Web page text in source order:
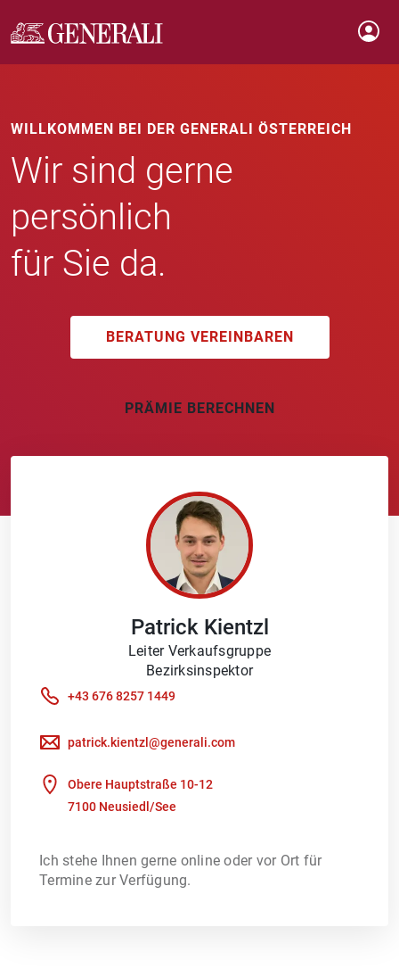
WILLKOMMEN BEI DER GENERALI ÖSTERREICH
Wir sind gerne
persönlich
für Sie da.
BERATUNG VEREINBAREN
PRÄMIE BERECHNEN
Patrick Kientzl
Leiter Verkaufsgruppe
Bezirksinspektor
+43 676 8257 1449
patrick.kientzl@generali.com
Obere Hauptstraße 10-12
7100 Neusiedl/See
Ich stehe Ihnen gerne online oder vor Ort für
Termine zur Verfügung.